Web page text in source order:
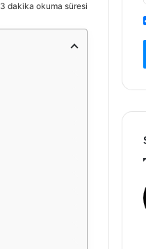
3 dakika okuma süresi